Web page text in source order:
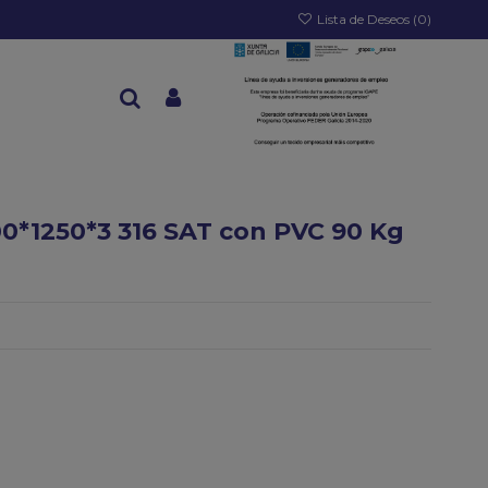
Lista de Deseos (0)
316 SAT con PVC 90 Kg